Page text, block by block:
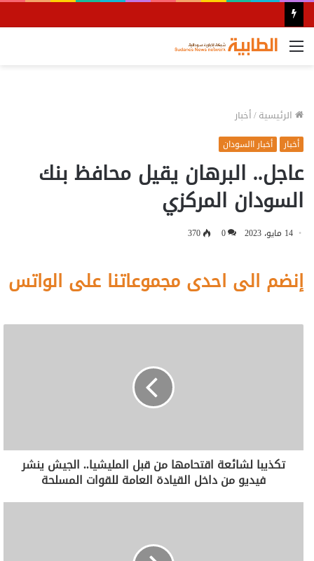
القائمة
الرئيسية/أخبار
أخبار أخبار االسودان
عاجل.. البرهان يقيل محافظ بنك
السودان المركزي
14 مايو، 2023 0
370
إنضم الى احدى مجموعاتنا على الواتس
تكذيبا لشائعة اقتحامها من قبل المليشيا.. الجيش ينشر
فيديو من داخل القيادة العامة للقوات المسلحة